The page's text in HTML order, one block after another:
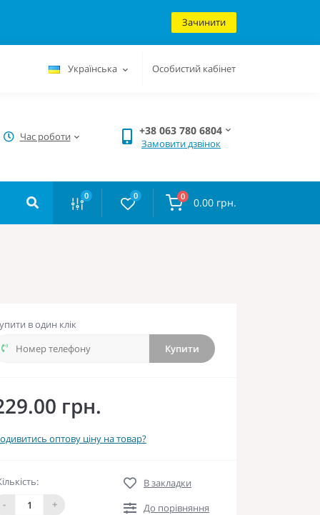
Зачинити
Українська Особистий кабінет
Час роботи +38 063 780 6804
Замовити дзвінок
0 0 0 0.00 грн.
в один клік
Купити
грн.
оптову ціну на товар?
-
+
В закладки
До порівняння